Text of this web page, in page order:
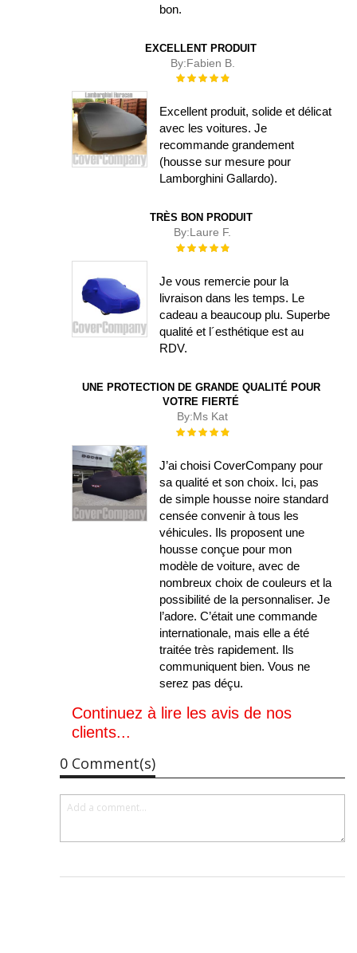
bon.
EXCELLENT PRODUIT
By:Fabien B.
Évaluation :
Excellent produit, solide et délicat
avec les voitures. Je
recommande grandement
(housse sur mesure pour
Lamborghini Gallardo).
TRÈS BON PRODUIT
By:Laure F.
Évaluation :
Je vous remercie pour la
livraison dans les temps. Le
cadeau a beaucoup plu. Superbe
qualité et l´esthétique est au
RDV.
UNE PROTECTION DE GRANDE QUALITÉ POUR
VOTRE FIERTÉ
By:Ms Kat
Évaluation :
J’ai choisi CoverCompany pour
sa qualité et son choix. Ici, pas
de simple housse noire standard
censée convenir à tous les
véhicules. Ils proposent une
housse conçue pour mon
modèle de voiture, avec de
nombreux choix de couleurs et la
possibilité de la personnaliser. Je
l’adore. C’était une commande
internationale, mais elle a été
traitée très rapidement. Ils
communiquent bien. Vous ne
serez pas déçu.
Continuez à lire les avis de nos
clients...
0 Comment(s)